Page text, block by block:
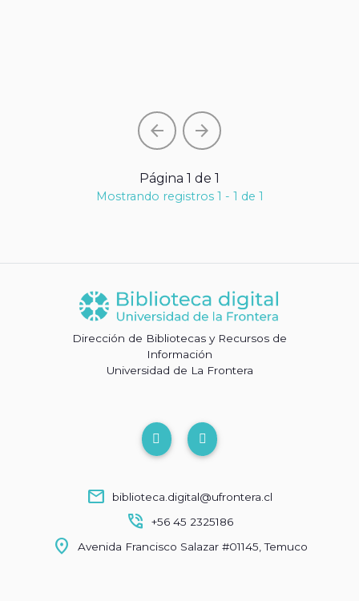
arrow_back arrow_forward
Página 1 de 1
Mostrando registros 1 - 1 de 1
Dirección de Bibliotecas y Recursos de
Información
Universidad de La Frontera
mail biblioteca.digital@ufrontera.cl
phone_in_talk +56 45 2325186
location_on Avenida Francisco Salazar #01145, Temuco